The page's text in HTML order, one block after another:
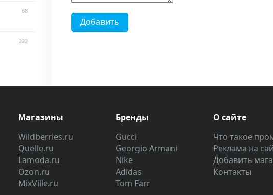
Добавить
68
222
Магазины
Wildberries.ru
Quelle.ru
Lamoda.ru
Ozon.ru
MixVille.ru
Бренды
Gucci
Georgio Armani
Nike
Adidas
Tom Farr
О сайте
Что такое
Реклама на
Добавить
Контакты